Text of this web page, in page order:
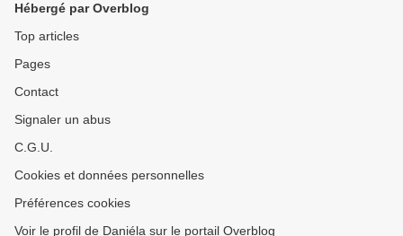
Hébergé par Overblog
Top articles
Pages
Contact
Signaler un abus
C.G.U.
Cookies et données personnelles
Préférences cookies
Voir le profil de Daniéla sur le portail Overblog